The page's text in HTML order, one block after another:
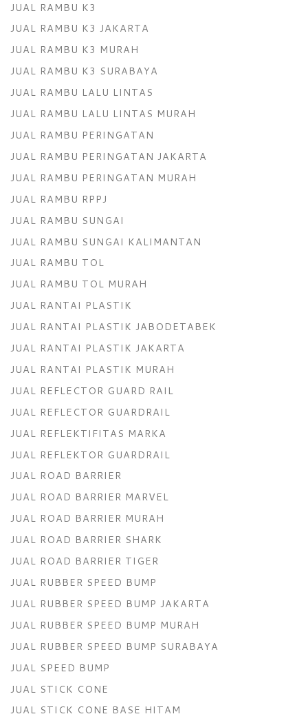
JUAL RAMBU K3
JUAL RAMBU K3 JAKARTA
JUAL RAMBU K3 MURAH
JUAL RAMBU K3 SURABAYA
JUAL RAMBU LALU LINTAS
JUAL RAMBU LALU LINTAS MURAH
JUAL RAMBU PERINGATAN
JUAL RAMBU PERINGATAN JAKARTA
JUAL RAMBU PERINGATAN MURAH
JUAL RAMBU RPPJ
JUAL RAMBU SUNGAI
JUAL RAMBU SUNGAI KALIMANTAN
JUAL RAMBU TOL
JUAL RAMBU TOL MURAH
JUAL RANTAI PLASTIK
JUAL RANTAI PLASTIK JABODETABEK
JUAL RANTAI PLASTIK JAKARTA
JUAL RANTAI PLASTIK MURAH
JUAL REFLECTOR GUARD RAIL
JUAL REFLECTOR GUARDRAIL
JUAL REFLEKTIFITAS MARKA
JUAL REFLEKTOR GUARDRAIL
JUAL ROAD BARRIER
JUAL ROAD BARRIER MARVEL
JUAL ROAD BARRIER MURAH
JUAL ROAD BARRIER SHARK
JUAL ROAD BARRIER TIGER
JUAL RUBBER SPEED BUMP
JUAL RUBBER SPEED BUMP JAKARTA
JUAL RUBBER SPEED BUMP MURAH
JUAL RUBBER SPEED BUMP SURABAYA
JUAL SPEED BUMP
JUAL STICK CONE
JUAL STICK CONE BASE HITAM